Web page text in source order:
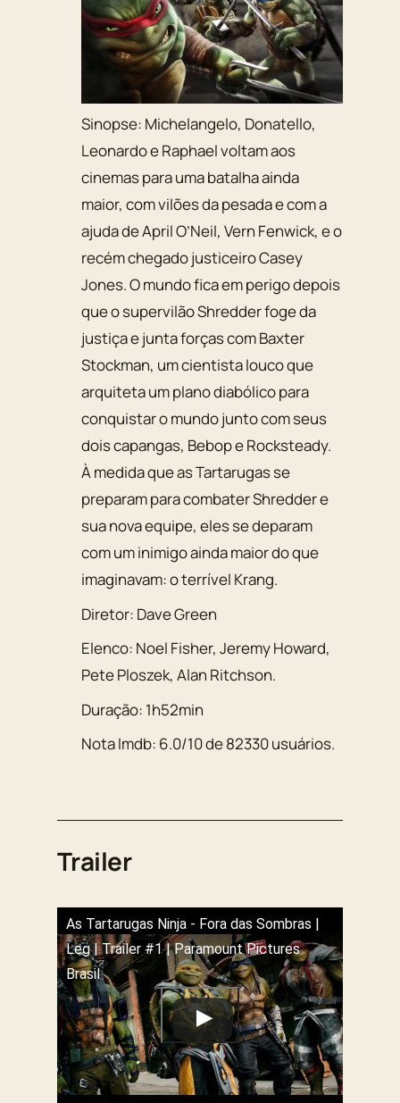
Sinopse: Michelangelo, Donatello,
Leonardo e Raphael voltam aos
cinemas para uma batalha ainda
maior, com vilões da pesada e com a
ajuda de April O’Neil, Vern Fenwick, e o
recém chegado justiceiro Casey
Jones. O mundo fica em perigo depois
que o supervilão Shredder foge da
justiça e junta forças com Baxter
Stockman, um cientista louco que
arquiteta um plano diabólico para
conquistar o mundo junto com seus
dois capangas, Bebop e Rocksteady.
À medida que as Tartarugas se
preparam para combater Shredder e
sua nova equipe, eles se deparam
com um inimigo ainda maior do que
imaginavam: o terrível Krang.
Diretor: Dave Green
Elenco: Noel Fisher,Jeremy Howard,
Pete Ploszek,Alan Ritchson.
Duração: 1h52min
Nota Imdb: 6.0/10de82330usuários.
Trailer
As Tartarugas Ninja - Fora das Sombras |
Leg | Trailer #1 | Paramount Pictures
Brasil